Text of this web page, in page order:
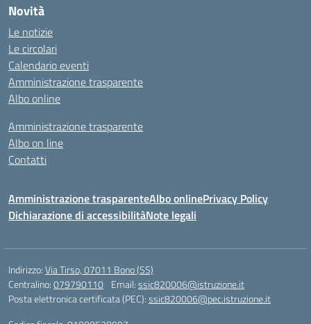
Novità
Le notizie
Le circolari
Calendario eventi
Amministrazione trasparente
Albo online
Amministrazione trasparente
Albo on line
Contatti
Amministrazione trasparenteAlbo onlinePrivacy Policy
Dichiarazione di accessibilitàNote legali
Indirizzo:Via Tirso, 07011 Bono (SS)
Centralino:079790110 Email:ssic820006@istruzione.it
Posta elettronica certificata (PEC):ssic820006@pec.istruzione.it